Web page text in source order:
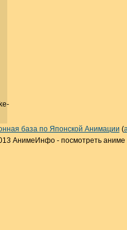
база по Японской Анимации (
АнимеИнфо - посмотреть аниме